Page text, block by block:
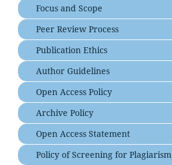
Focus and Scope
Peer Review Process
Publication Ethics
Author Guidelines
Open Access Policy
Archive Policy
Open Access Statement
Policy of Screening for Plagiarism